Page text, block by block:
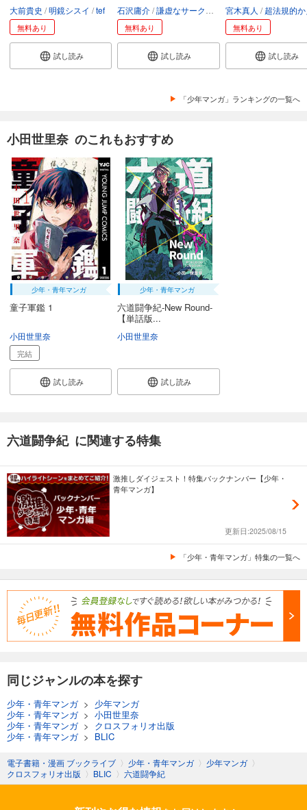
大前貴史 明鏡シスイ tef
無料あり
試し読み
石沢庸介 謙虚なサークル メル。
無料あり
試し読み
宮木真人 超法規的か
無料あり
試し読み
「少年マンガ」ランキングの一覧へ
小田世里奈 のこれもおすすめ
少年・青年マンガ
童子軍鑑 1
小田世里奈
完結
試し読み
少年・青年マンガ
六道闘争紀-New Round-
【単話版...
小田世里奈
試し読み
六道闘争紀 に関連する特集
激推しダイジェスト！特集バックナンバー【少年・
青年マンガ】
更新日:2025/08/15
「少年・青年マンガ」特集の一覧へ
同じジャンルの本を探す
少年・青年マンガ> 少年マンガ
少年・青年マンガ> 小田世里奈
少年・青年マンガ> クロスフォリオ出版
少年・青年マンガ> BLIC
電子書籍・漫画 ブックライブ 〉 少年・青年マンガ 〉 少年マンガ 〉
クロスフォリオ出版 〉 BLIC 〉 六道闘争紀